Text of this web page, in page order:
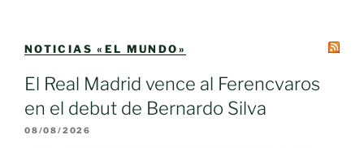
NOTICIAS «EL MUNDO»
El Real Madrid vence al Ferencvaros
en el debut de Bernardo Silva
08/08/2026